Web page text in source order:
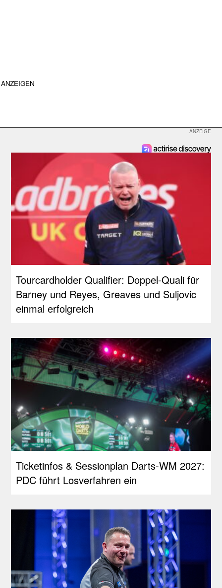
ANZEIGEN
Tourcardholder Qualifier: Doppel-Quali für
Barney und Reyes, Greaves und Suljovic
einmal erfolgreich
Ticketinfos & Sessionplan Darts-WM 2027:
PDC führt Losverfahren ein